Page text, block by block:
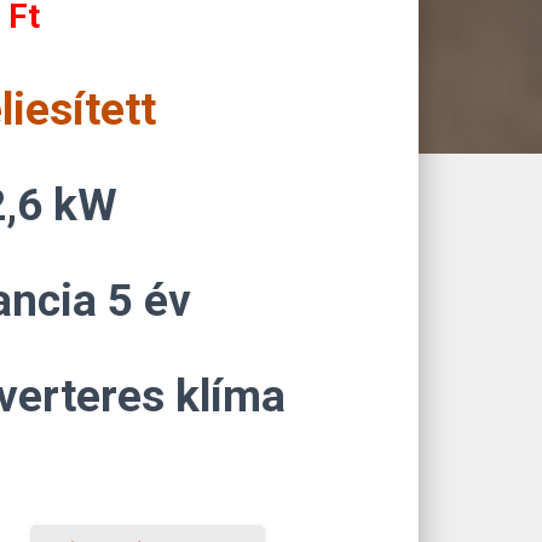
FtCurrent
is:
218
150 Ft.
kW
5 év
klíma